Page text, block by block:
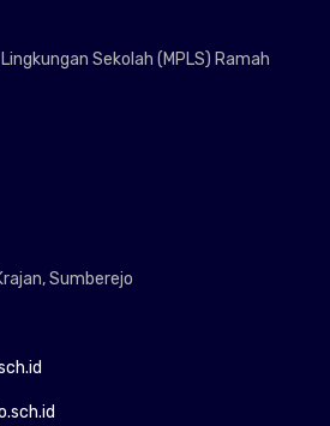
Sekolah (MPLS) Ramah
Sumberejo